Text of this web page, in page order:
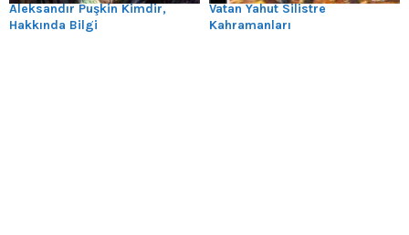
Aleksandır Puşkin Kimdir,
Hakkında Bilgi
Vatan Yahut Silistre
Kahramanları